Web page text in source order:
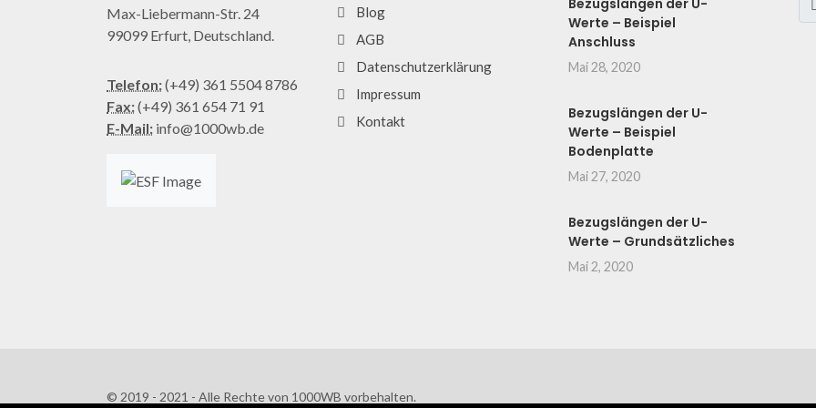
Max-Liebermann-Str. 24
99099 Erfurt, Deutschland.
Telefon:(+49) 361 5504 8786
Fax:(+49) 361 654 71 91
E-Mail: info@1000wb.de
Blog
AGB
Datenschutzerklärung
Impressum
Kontakt
Bezugslängen der U-
Werte – Beispiel
Anschluss
Mai 28, 2020
Bezugslängen der U-
Werte – Beispiel
Bodenplatte
Mai 27, 2020
Bezugslängen der U-
Werte – Grundsätzliches
Mai 2, 2020
© 2019 - 2021 - Alle Rechte von 1000WB vorbehalten.